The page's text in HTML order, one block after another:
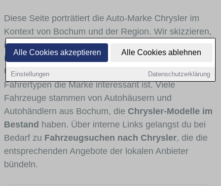
Alle Cookies akzeptieren Alle Cookies ablehnen
Einstellungen Datenschutzerklärung
Diese Seite porträtiert die Auto-Marke Chrysler im
Kontext von Bochum und der Region. Wir skizzieren,
in welchen Fahrzeugklassen Chrysler stark vertreten
ist, welche Modellreihen häufig im Stadt- und
Umlandverkehr zu sehen sind und für welche
Fahrertypen die Marke interessant ist. Viele
Fahrzeuge stammen von Autohäusern und
Autohändlern aus Bochum, die Chrysler-Modelle im
Bestand haben. Über interne Links gelangst du bei
Bedarf zu Fahrzeugsuchen nach Chrysler, die die
entsprechenden Angebote der lokalen Anbieter
bündeln.